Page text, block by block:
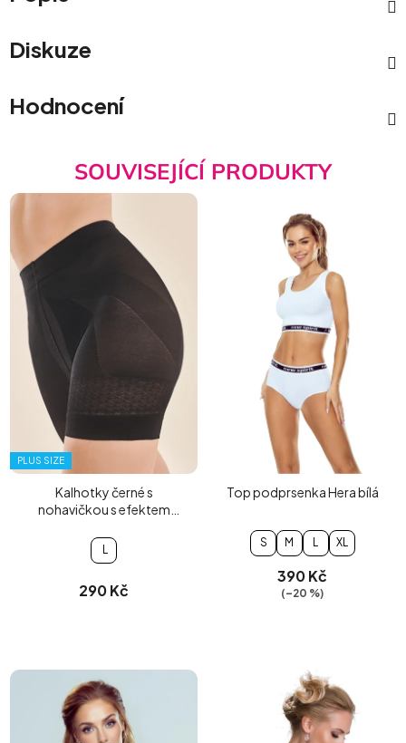
Diskuze
Hodnocení
SOUVISEJÍCÍ PRODUKTY
PLUS SIZE
Kalhotky černé s
nohavičkou s efektem
L
290 Kč
Top podprsenka Hera bílá
S M L XL
390 Kč
(–20 %)